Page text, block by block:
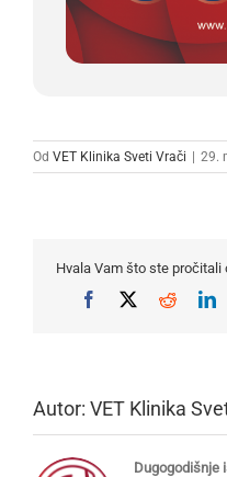
Od VET Klinika Sveti Vrači | 29.
Hvala Vam što ste pročitali
Facebook
X Reddit
Autor: VET Klinika
Dugogodišnje